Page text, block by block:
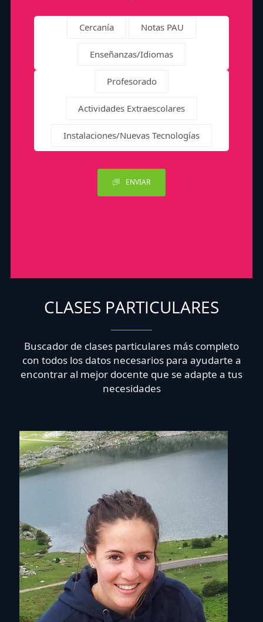
Cercanía Notas PAU
Enseñanzas/Idiomas
Profesorado
Actividades Extraescolares
Instalaciones/Nuevas Tecnologías
ENVIAR
CLASES PARTICULARES
Buscador de clases particulares más completo
con todos los datos necesarios para ayudarte a
encontrar al mejor docente que se adapte a tus
necesidades